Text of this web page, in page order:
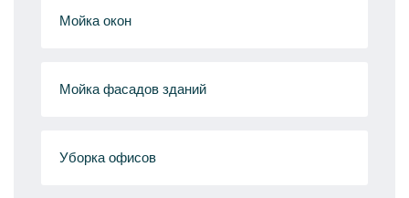
Мойка окон
Мойка фасадов зданий
Уборка офисов